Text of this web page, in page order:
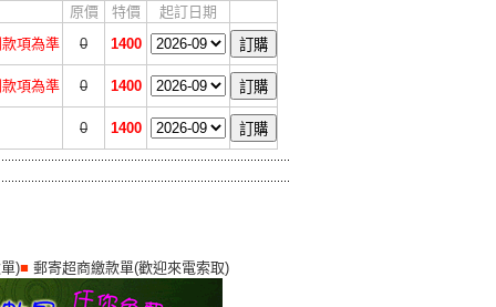
原價 特價
起訂日期
項為準
0 1400
項為準 0 1400
0 1400
)■ 郵寄超商繳款單(歡迎來電索取)